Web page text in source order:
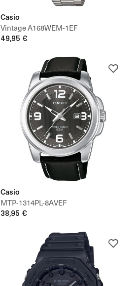
Casio
Vintage A168WEM-1EF
49,95 €
Casio
MTP-1314PL-8AVEF
38,95 €